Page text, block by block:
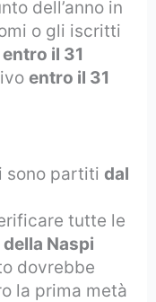
dell’anno in
o gli iscritti
entro il 31
entro il 31
sono partitidal
tutte le
Naspi
dovrebbe
la prima metà